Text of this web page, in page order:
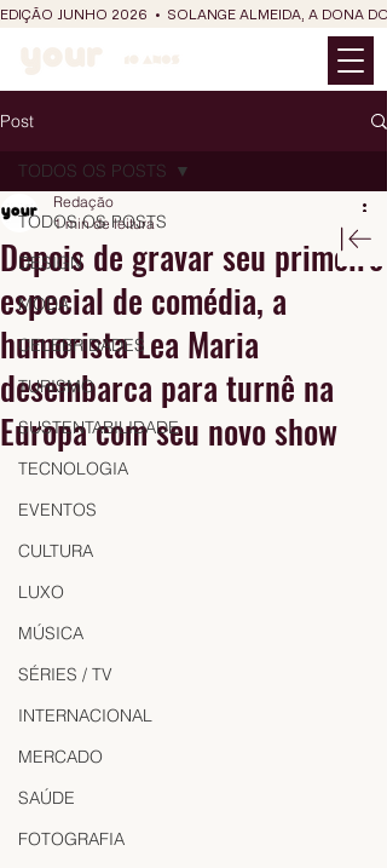
EDIÇÃO JUNHO 2026  •  SOLANGE ALMEIDA, A DONA
Post
TODOS OS POSTS
DESIGN
MODA
CELEBRIDADES
TURISMO
SUSTENTABILIDADE
TECNOLOGIA
EVENTOS
CULTURA
LUXO
MÚSICA
SÉRIES / TV
INTERNACIONAL
MERCADO
SAÚDE
FOTOGRAFIA
TODOS OS POSTS
Depois de gravar seu primeiro
especial de comédia, a
humorista Lea Maria
desembarca para turnê na
Europa com seu novo show
Redação
1 min de leitura